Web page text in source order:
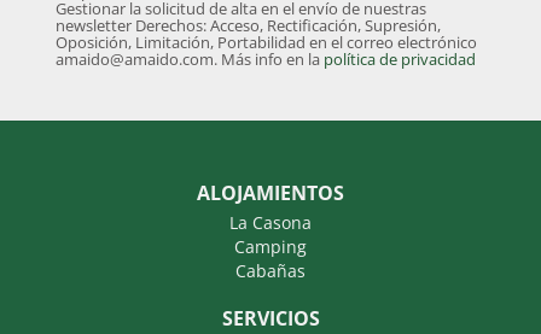
Gestionar la solicitud de alta en el envío de nuestras
newsletter Derechos: Acceso, Rectificación, Supresión,
Oposición, Limitación, Portabilidad en el correo electrónico
amaido@amaido.com. Más info en la política de privacidad
ALOJAMIENTOS
La Casona
Camping
Cabañas
SERVICIOS